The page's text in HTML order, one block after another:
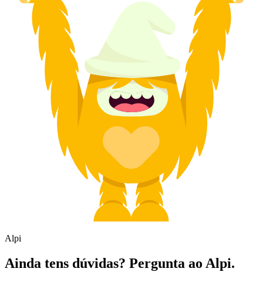
Alpi
Ainda tens dúvidas? Pergunta ao Alpi.